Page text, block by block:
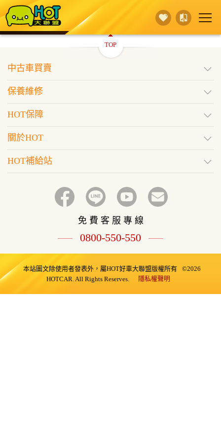
賣 車
行銷活動 據點查詢 HOT保障
TOP
中古車買賣
保養維修
HOT保障
關於HOT
HOT補給站
免 費 客 服 專 線
0800-550-550
本站圖文除使用者發表外，屬HOT好車大聯盟版權所有
©2026
HOTCAR. All Rights Reserves.
隱私權聲明